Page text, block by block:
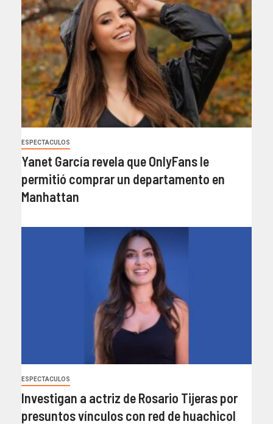
ESPECTACULOS
Yanet García revela que OnlyFans le
permitió comprar un departamento en
Manhattan
ESPECTACULOS
Investigan a actriz de Rosario Tijeras por
presuntos vínculos con red de huachicol